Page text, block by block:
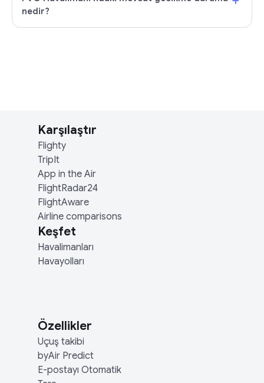
nedir?
Karşılaştır
Flighty
TripIt
App in the Air
FlightRadar24
FlightAware
Airline comparisons
Keşfet
Havalimanları
Havayolları
Özellikler
Uçuş takibi
byAir Predict
E-postayı Otomatik